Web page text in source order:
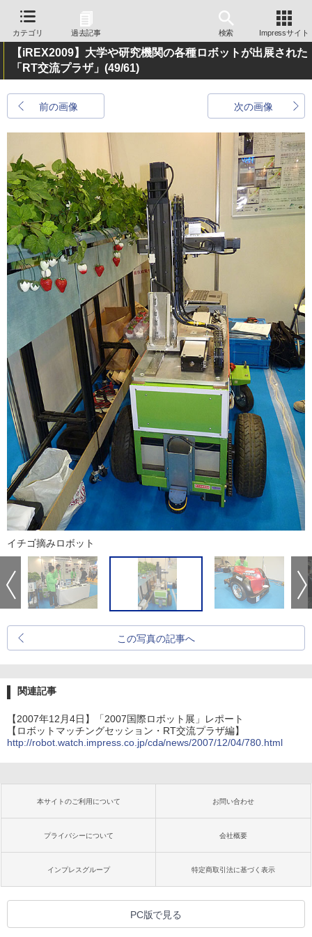
カテゴリ 過去記事 検索 Impressサイト
【iREX2009】大学や研究機関の各種ロボットが出展された
「RT交流プラザ」 (49/61)
前の画像 次の画像
イチゴ摘みロボット
この写真の記事へ
関連記事
【2007年12月4日】「2007国際ロボット展」レポート
【ロボットマッチングセッション・RT交流プラザ編】
http://robot.watch.impress.co.jp/cda/news/2007/12/04/780.html
本サイトのご利用について お問い合わせ
プライバシーについて 会社概要
インプレスグループ 特定商取引法に基づく表示
PC版で見る